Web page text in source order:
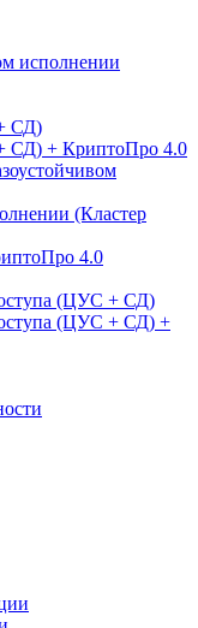
исполнении
СД)
СД) + КриптоПро 4.0
(Кластер
4.0
(ЦУС + СД)
(ЦУС + СД) +